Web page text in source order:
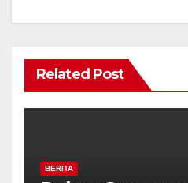
Related Post
BERITA